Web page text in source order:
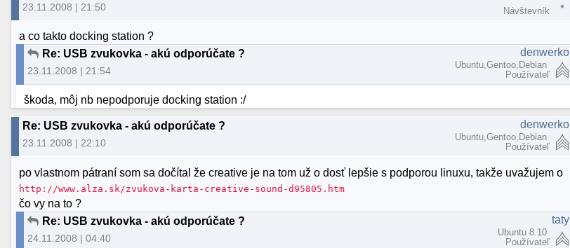
23.11.2008 | 21:50 Návštevník
a co takto docking station ?
Re: USB zvukovka - akú odporúčate ?
23.11.2008 | 21:54
denwerko
Ubuntu,Gentoo,Debian
Používateľ
škoda, môj nb nepodporuje docking station :/
Re: USB zvukovka - akú odporúčate ?
23.11.2008 | 22:10
denwerko
Ubuntu,Gentoo,Debian
Používateľ
po vlastnom pátraní som sa dočítal že creative je na tom už o dosť lepšie s podporou linuxu, takže uvažujem o
http://www.alza.sk/zvukova-karta-creative-sound-d95805.htm
čo vy na to ?
Re: USB zvukovka - akú odporúčate ?
24.11.2008 | 04:40
taty
Ubuntu 8.10
Používateľ